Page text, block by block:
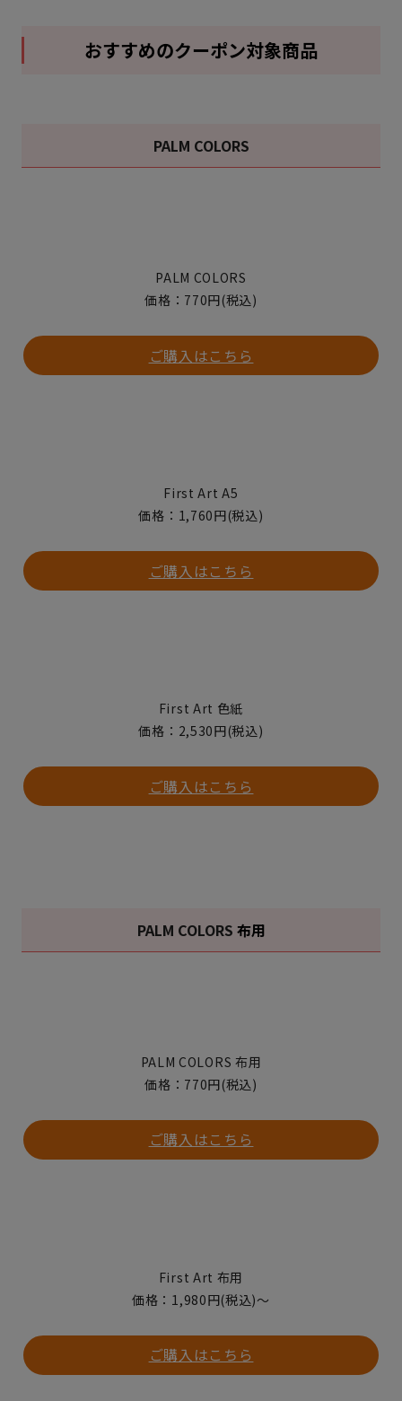
おすすめのクーポン対象商品
PALM COLORS
PALM COLORS
価格：770円(税込)
ご購入はこちら
First Art A5
価格：1,760円(税込)
ご購入はこちら
First Art 色紙
価格：2,530円(税込)
ご購入はこちら
PALM COLORS 布用
PALM COLORS 布用
価格：770円(税込)
ご購入はこちら
First Art 布用
価格：1,980円(税込)〜
ご購入はこちら